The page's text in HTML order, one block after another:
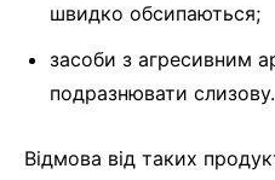
швидко обсипаються;
засоби з агресивним
подразнювати слизову.
Відмова від таких